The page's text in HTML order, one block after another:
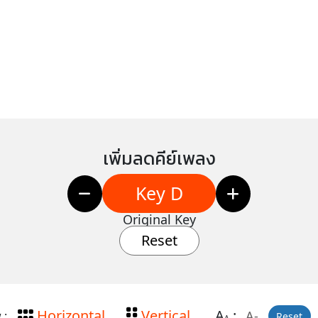
เพิ่มลดคีย์เพลง
Key D
Original Key
Reset